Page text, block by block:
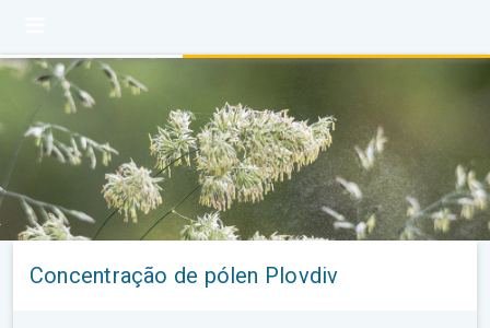
Concentração de pólen Plovdiv